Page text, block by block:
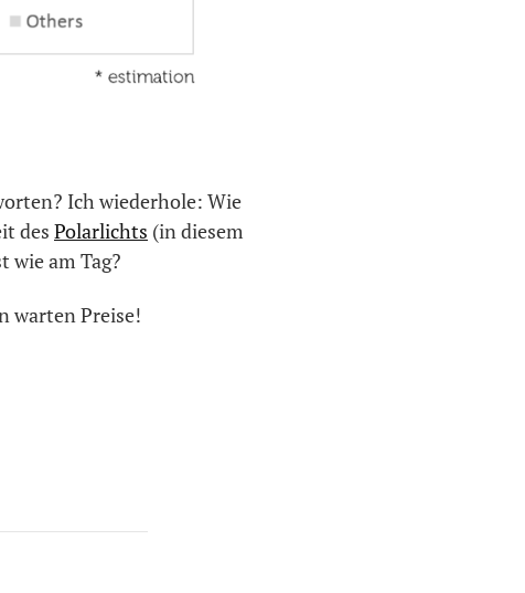
Ich wiederhole: Wie
des Polarlichts (in diesem
wie am Tag?
warten Preise!